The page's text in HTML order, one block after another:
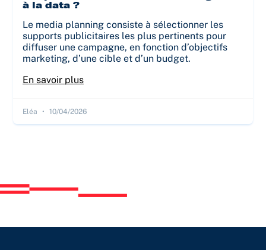
à la data ?
Le media planning consiste à sélectionner les
supports publicitaires les plus pertinents pour
diffuser une campagne, en fonction d’objectifs
marketing, d’une cible et d’un budget.
En savoir plus
Eléa 10/04/2026